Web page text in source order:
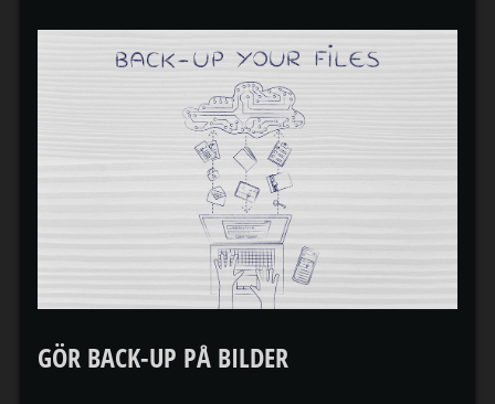
GÖR BACK-UP PÅ BILDER